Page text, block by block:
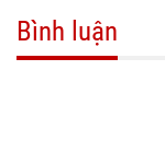
Bình luận